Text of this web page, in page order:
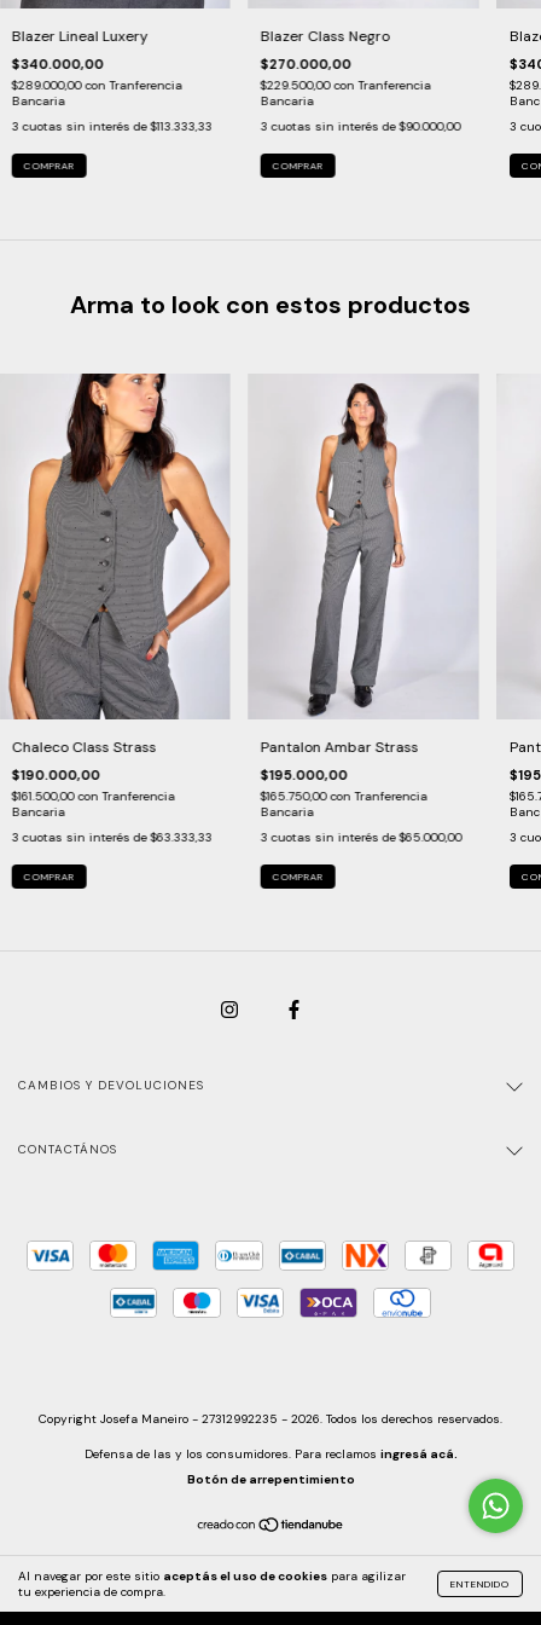
Al navegar por este sitio aceptás el uso de cookies para agilizar
tu experiencia de compra.
ENTENDIDO
Blazer Lineal Luxery
$340.000,00
$289.000,00con Tranferencia
Bancaria
3 cuotas sin interés de$113.333,33
COMPRAR
Blazer Class Negro
$270.000,00
$229.500,00con Tranferencia
Bancaria
3 cuotas sin interés de$90.000,00
COMPRAR
3
Arma to look con estos productos
Chaleco Class Strass
$190.000,00
$161.500,00con Tranferencia
Bancaria
3 cuotas sin interés de$63.333,33
COMPRAR
Pantalon Ambar Strass
$195.000,00
$165.750,00con Tranferencia
Bancaria
3 cuotas sin interés de$65.000,00
COMPRAR
3
CAMBIOS Y DEVOLUCIONES
CONTACTÁNOS
Copyright Josefa Maneiro - 27312992235 - 2026. Todos los derechos reservados.
Defensa de las y los consumidores. Para reclamos ingresá acá.
Botón de arrepentimiento